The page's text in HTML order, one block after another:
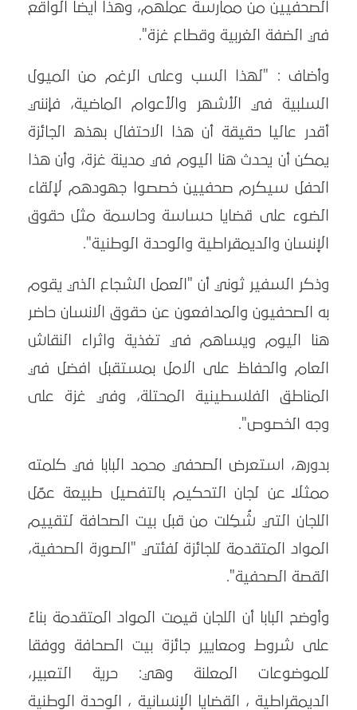
الصحفيين من ممارسة عملهم، وهذا ايضا الواقع
في الضفة الغربية وقطاع غزة".
وأضاف : "لهذا السب وعلى الرغم من الميول
السلبية في الأشهر والأعوام الماضية، فإنني
أقدر عاليا حقيقة أن هذا الاحتفال بهذه الجائزة
يمكن أن يحدث هنا اليوم في مدينة غزة، وأن هذا
الحفل سيكرم صحفيين خصصوا جهودهم لإلقاء
الضوء على قضايا حساسة وحاسمة مثل حقوق
الإنسان والديمقراطية والوحدة الوطنية".
وذكر السفير ثوني أن "العمل الشجاع الذي يقوم
به الصحفيون والمدافعون عن حقوق الانسان حاضر
هنا اليوم ويساهم في تغذية واثراء النقاش
العام والحفاظ على الامل بمستقبل افضل في
المناطق الفلسطينية المحتلة، وفي غزة على
وجه الخصوص".
بدوره، استعرض الصحفي محمد البابا في كلمته
ممثلاً عن لجان التحكيم بالتفصيل طبيعة عمّل
اللجان التي شُكِلت من قبل بيت الصحافة لتقييم
المواد المتقدمة للجائزة لفئتي "الصورة الصحفية،
القصة الصحفية".
وأوضح البابا أن اللجان قيمت المواد المتقدمة بناءً
على شروط ومعايير جائزة بيت الصحافة ووفقا
للموضوعات المعلنة وهي: حرية التعبير،
الديمقراطية ، القضايا الإنسانية ، الوحدة الوطنية